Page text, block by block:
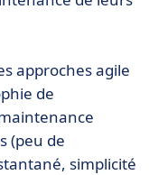
approches agile
de
(peu de
simplicité